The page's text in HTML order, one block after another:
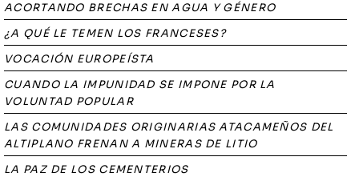
ACORTANDO BRECHAS EN AGUA Y GÉNERO
¿A QUÉ LE TEMEN LOS FRANCESES?
VOCACIÓN EUROPEÍSTA
CUANDO LA IMPUNIDAD SE IMPONE POR LA
VOLUNTAD POPULAR
LAS COMUNIDADES ORIGINARIAS ATACAMEÑOS DEL
ALTIPLANO FRENAN A MINERAS DE LITIO
LA PAZ DE LOS CEMENTERIOS